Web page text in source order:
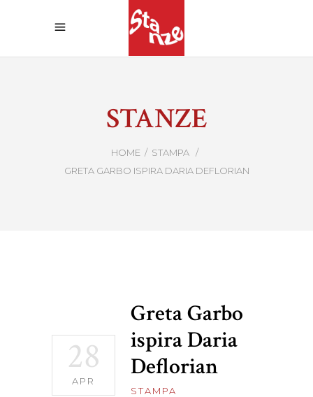
STANZE
HOME / STAMPA /
GRETA GARBO ISPIRA DARIA DEFLORIAN
28
APR
Greta Garbo
ispira Daria
Deflorian
STAMPA